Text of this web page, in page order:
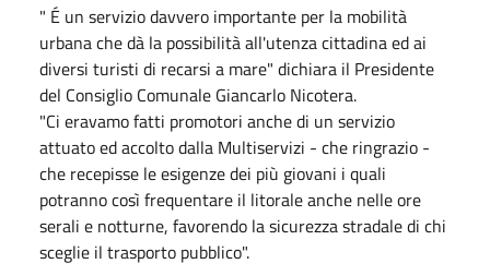
" É un servizio davvero importante per la mobilità
urbana che dà la possibilità all'utenza cittadina ed ai
diversi turisti di recarsi a mare" dichiara il Presidente
del Consiglio Comunale Giancarlo Nicotera.
"Ci eravamo fatti promotori anche di un servizio
attuato ed accolto dalla Multiservizi - che ringrazio -
che recepisse le esigenze dei più giovani i quali
potranno così frequentare il litorale anche nelle ore
serali e notturne, favorendo la sicurezza stradale di chi
sceglie il trasporto pubblico".